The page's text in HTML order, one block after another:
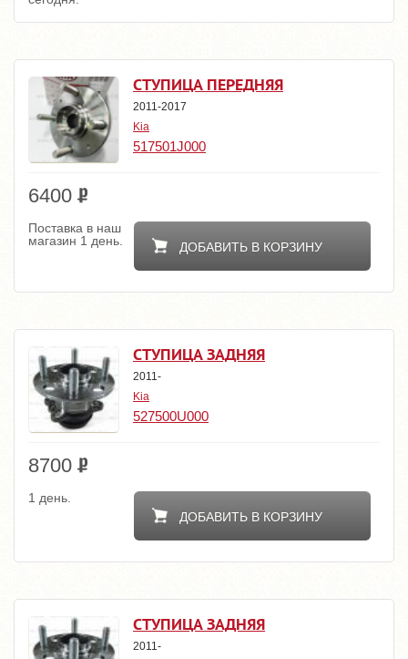
СТУПИЦА ПЕРЕДНЯЯ
2011-2017
Kia
517501J000
6400
ДОБАВИТЬ В КОРЗИНУ
Поставка в наш
магазин 1 день.
СТУПИЦА ЗАДНЯЯ
2011-
Kia
527500U000
8700
ДОБАВИТЬ В КОРЗИНУ
1 день.
СТУПИЦА ЗАДНЯЯ
2011-